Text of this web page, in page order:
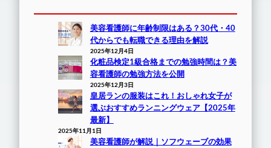
美容看護師に年齢制限はある？30代・40
代からでも転職できる理由を解説
2025年12月4日
化粧品検定1級合格までの勉強時間は？美
容看護師の勉強方法を公開
2025年12月3日
皇居ランの服装はこれ！おしゃれ女子が
選ぶおすすめランニングウェア【2025年
最新】
2025年11月1日
美容看護師が解説｜ソフウェーブの効果